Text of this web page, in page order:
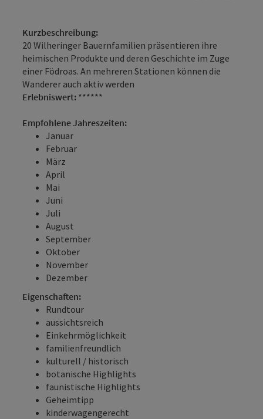
Kurzbeschreibung:
20 Wilheringer Bauernfamilien präsentieren ihre
heimischen Produkte und deren Geschichte im Zuge
einer Födroas. An mehreren Stationen können die
Wanderer auch aktiv werden
Erlebniswert: ******
Empfohlene Jahreszeiten:
Januar
Februar
März
April
Mai
Juni
Juli
August
September
Oktober
November
Dezember
Eigenschaften:
Rundtour
aussichtsreich
Einkehrmöglichkeit
familienfreundlich
kulturell / historisch
botanische Highlights
faunistische Highlights
Geheimtipp
kinderwagengerecht